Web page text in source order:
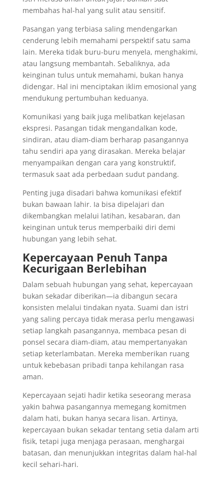
membahas hal-hal yang sulit atau sensitif.
Pasangan yang terbiasa saling mendengarkan
cenderung lebih memahami perspektif satu sama
lain. Mereka tidak buru-buru menyela, menghakimi,
atau langsung membantah. Sebaliknya, ada
keinginan tulus untuk memahami, bukan hanya
didengar. Hal ini menciptakan iklim emosional yang
mendukung pertumbuhan keduanya.
Komunikasi yang baik juga melibatkan kejelasan
ekspresi. Pasangan tidak mengandalkan kode,
sindiran, atau diam-diam berharap pasangannya
tahu sendiri apa yang dirasakan. Mereka belajar
menyampaikan dengan cara yang konstruktif,
termasuk saat ada perbedaan sudut pandang.
Penting juga disadari bahwa komunikasi efektif
bukan bawaan lahir. Ia bisa dipelajari dan
dikembangkan melalui latihan, kesabaran, dan
keinginan untuk terus memperbaiki diri demi
hubungan yang lebih sehat.
Kepercayaan Penuh Tanpa
Kecurigaan Berlebihan
Dalam sebuah hubungan yang sehat, kepercayaan
bukan sekadar diberikan—ia dibangun secara
konsisten melalui tindakan nyata. Suami dan istri
yang saling percaya tidak merasa perlu mengawasi
setiap langkah pasangannya, membaca pesan di
ponsel secara diam-diam, atau mempertanyakan
setiap keterlambatan. Mereka memberikan ruang
untuk kebebasan pribadi tanpa kehilangan rasa
aman.
Kepercayaan sejati hadir ketika seseorang merasa
yakin bahwa pasangannya memegang komitmen
dalam hati, bukan hanya secara lisan. Artinya,
kepercayaan bukan sekadar tentang setia dalam arti
fisik, tetapi juga menjaga perasaan, menghargai
batasan, dan menunjukkan integritas dalam hal-hal
kecil sehari-hari.